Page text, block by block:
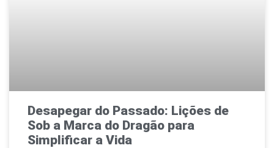
Desapegar do Passado: Lições de
Sob a Marca do Dragão para
Simplificar a Vida